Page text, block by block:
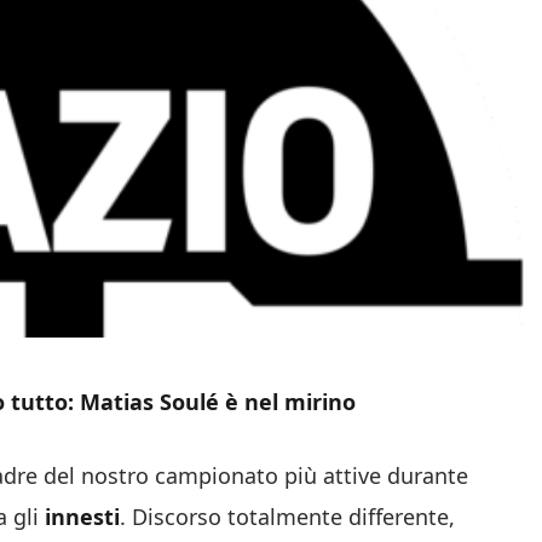
tutto: Matias Soulé è nel mirino
del nostro campionato più attive durante
gli innesti. Discorso totalmente differente,